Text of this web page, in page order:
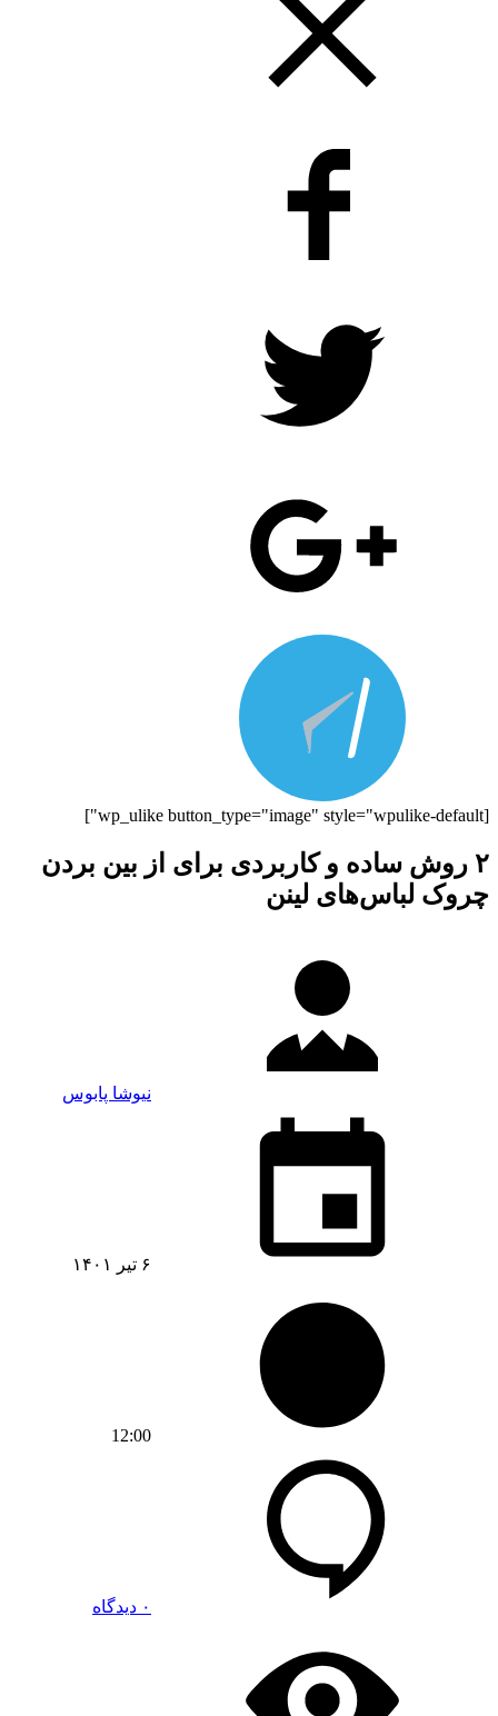
[wp_ulike button_type="image" style="wpulike-default"]
۲ روش ساده و کاربردی برای از بین بردن
چروک لباس‌های لینن
نیوشا پابوس
۶ تیر ۱۴۰۱
12:00
۰ دیدگاه